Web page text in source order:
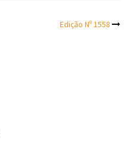
Edição Nº 1558